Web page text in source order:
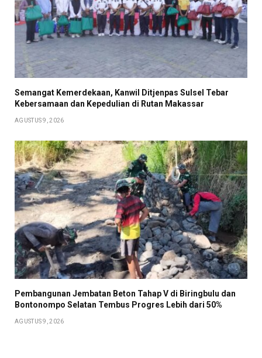
Semangat Kemerdekaan, Kanwil Ditjenpas Sulsel Tebar
Kebersamaan dan Kepedulian di Rutan Makassar
AGUSTUS 9, 2026
Pembangunan Jembatan Beton Tahap V di Biringbulu dan
Bontonompo Selatan Tembus Progres Lebih dari 50%
AGUSTUS 9, 2026